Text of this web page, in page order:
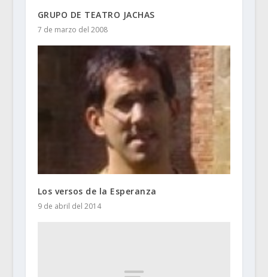
GRUPO DE TEATRO JACHAS
7 de marzo del 2008
Los versos de la Esperanza
9 de abril del 2014